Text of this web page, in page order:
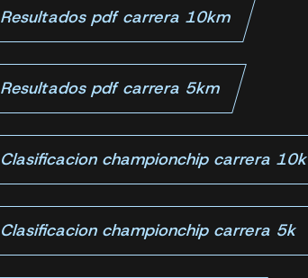
Resultados pdf carrera 10km
Resultados pdf carrera 5km
Clasificacion championchip carrera 10k
Clasificacion championchip carrera 5k